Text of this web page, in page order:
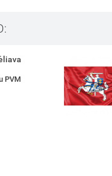
PVM